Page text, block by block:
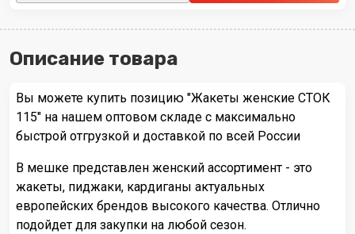
Описание товара
Вы можете купить позицию "Жакеты женские СТОК
115" на нашем оптовом складе с максимально
быстрой отгрузкой и доставкой по всей России
В мешке представлен женский ассортимент - это
жакеты, пиджаки, кардиганы актуальных
европейских брендов высокого качества. Отлично
подойдет для закупки на любой сезон.